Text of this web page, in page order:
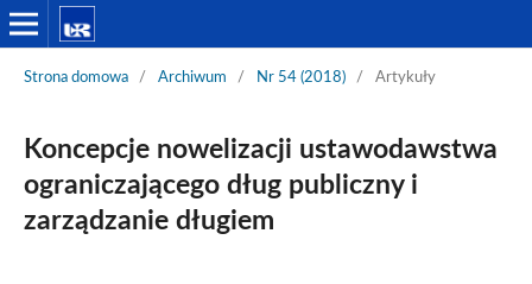
Strona domowa / Archiwum / Nr 54 (2018) / Artykuły
Koncepcje nowelizacji ustawodawstwa
ograniczającego dług publiczny i
zarządzanie długiem